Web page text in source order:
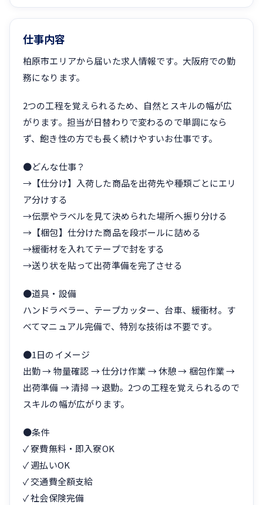
仕事内容
柏原市エリアから届いた求人情報です。大阪府での勤
務になります。
2つの工程を覚えられるため、自然とスキルの幅が広
がります。担当が日替わりで変わるので単調になら
ず、飽き性の方でも長く続けやすいお仕事です。
●どんな仕事？
→【仕分け】入荷した商品を出荷先や種類ごとにエリ
ア分けする
→伝票やラベルを見て決められた場所へ振り分ける
→【梱包】仕分けた商品を段ボールに詰める
→緩衝材を入れてテープで封をする
→送り状を貼って出荷準備を完了させる
●道具・設備
ハンドラベラー、テープカッター、台車、緩衝材。す
べてマニュアル完備で、特別な技術は不要です。
●1日のイメージ
出勤 → 物量確認 → 仕分け作業 → 休憩 → 梱包作業 →
出荷準備 → 清掃 → 退勤。2つの工程を覚えられるので
スキルの幅が広がります。
●条件
✓ 寮費無料・即入寮OK
✓ 週払いOK
✓ 交通費全額支給
✓ 社会保険完備